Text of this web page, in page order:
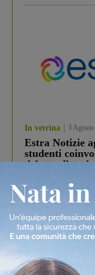
In vetrina 3
Estra Notizie
studenti
debutta il
Più lette